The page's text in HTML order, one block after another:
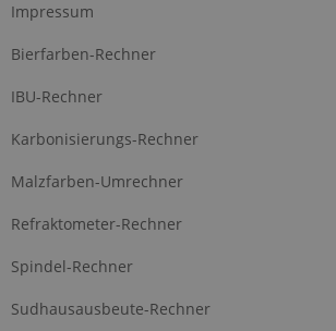
Impressum
Bierfarben-Rechner
IBU-Rechner
Karbonisierungs-Rechner
Malzfarben-Umrechner
Refraktometer-Rechner
Spindel-Rechner
Sudhausausbeute-Rechner